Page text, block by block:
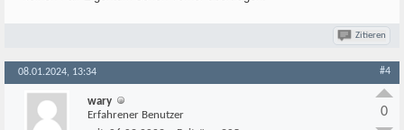
Zitieren
08.01.2024, 13:34 #4
wary
Erfahrener Benutzer
0